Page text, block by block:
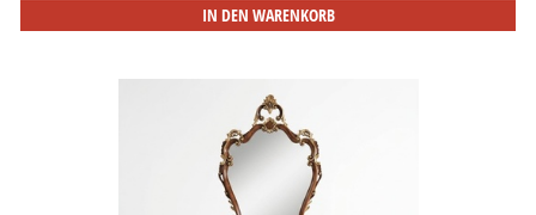
IN DEN WARENKORB